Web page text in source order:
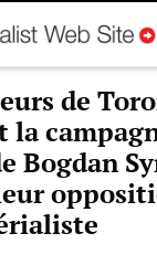
de
la
Bogdan